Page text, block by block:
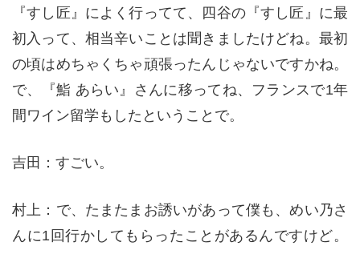
『すし匠』によく行ってて、四谷の『すし匠』に最
初入って、相当辛いことは聞きましたけどね。最初
の頃はめちゃくちゃ頑張ったんじゃないですかね。
で、『鮨 あらい』さんに移ってね、フランスで1年
間ワイン留学もしたということで。
吉田：すごい。
村上：で、たまたまお誘いがあって僕も、めい乃さ
んに1回行かしてもらったことがあるんですけど。